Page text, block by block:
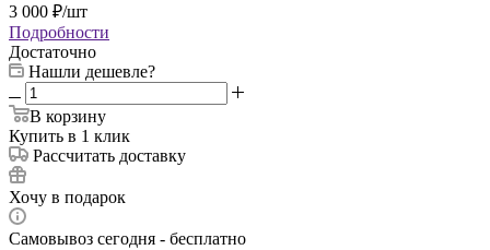
3 000 ₽/шт
Подробности
Достаточно
Нашли дешевле?
В корзину
Купить в 1 клик
Рассчитать доставку
Хочу в подарок
Самовывоз сегодня - бесплатно